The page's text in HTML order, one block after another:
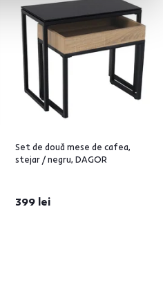
Set de două mese de cafea,
stejar / negru, DAGOR
399 lei